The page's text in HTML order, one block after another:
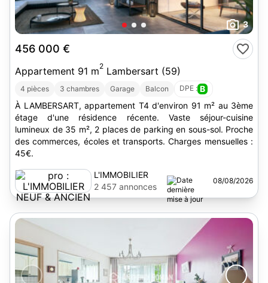
3
456 000 €
Appartement 91 m2 Lambersart (59)
4 pièces 3 chambres Garage Balcon DPE : B
À LAMBERSART, appartement T4 d'environ 91 m² au 3ème
étage d'une résidence récente. Vaste séjour-cuisine
lumineux de 35 m², 2 places de parking en sous-sol. Proche
des commerces, écoles et transports. Charges mensuelles :
45€.
L'IMMOBILIER
NEUF & ANCIEN
2 457 annonces
08/08/2026